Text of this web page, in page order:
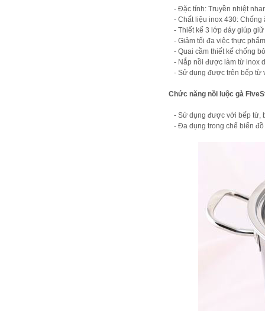
- Đặc tính: Truyền nhiệt
- Chất liệu inox 430: Chống
- Thiết kế 3 lớp đáy giúp giữ
- Giảm tối đa việc thực
- Quai cầm thiết kế chống
- Nắp nồi được làm từ inox
- Sử dụng được trên bếp từ
Chức năng nồi luộc gà
- Sử dụng được với bếp từ,
- Đa dụng trong chế biến